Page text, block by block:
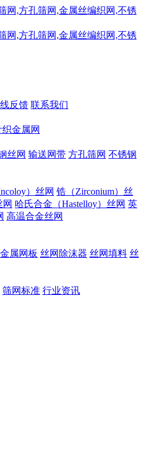
反馈 联系我们
织金属网
丝网 输送网带 方孔筛网 不锈钢
）丝网 锆（Zirconium）丝
哈氏合金（Hastelloy）丝网 英
高温合金丝网
金属网板 丝网除沫器 丝网填料 丝
筛网标准 行业资讯